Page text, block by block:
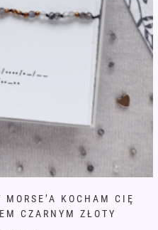
KOCHAM CIĘ
CZARNYM ZŁOTY